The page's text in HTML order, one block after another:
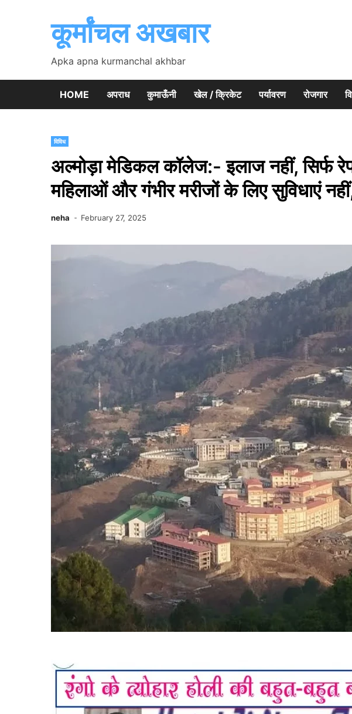
कूर्मांचल अखबार
Apka apna kurmanchal akhbar
HOME अपराध कुमाऊँनी खेल / क्रिकेट पर्यावरण रोजगार
विविध
अल्मोड़ा मेडिकल कॉलेज:- इलाज नहीं, सिर्फ
महिलाओं और गंभीर मरीजों के लिए सुविधाएं
neha February 27, 2025